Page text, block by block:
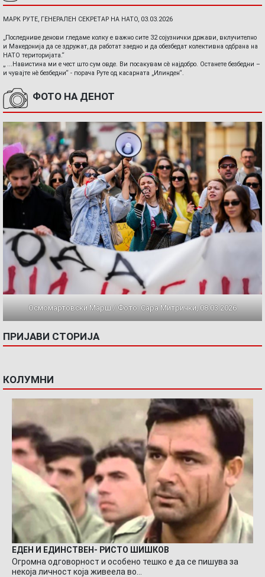
МАРК РУТЕ, ГЕНЕРАЛЕН СЕКРЕТАР НА НАТО, 03.03.2026
„Последниве денови гледаме колку е важно сите 32 сојузнички држави, вклучително
и Македонија да се здружат, да работат заедно и да обезбедат колективна одбрана на
НАТО територијата.“
„ ...Навистина ми е чест што сум овде. Ви посакувам сè најдобро. Останете безбедни –
и чувајте нè безбедни“ - порача Руте од касарната „Илинден“.
ФОТО НА ДЕНОТ
Осмомартовски Марш / Фото: Сара Митрички, 08.03.2026
ПРИЈАВИ СТОРИЈА
КОЛУМНИ
ЕДЕН И ЕДИНСТВЕН- РИСТО ШИШКОВ
Огромна одговорност и особено тешко е да се пишува за
некоја личност која живеела во…